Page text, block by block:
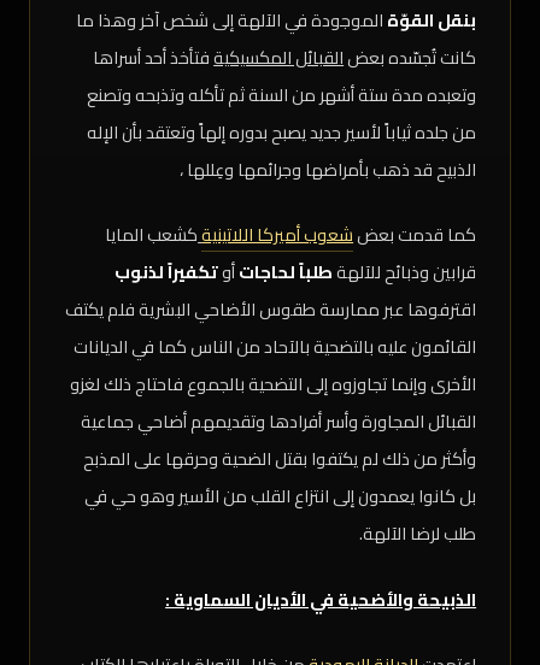
بنقل القوّةالموجودة في الآلهة إلى شخص آخر وهذا ما
كانت تُجسّده بعضالقبائل المكسيكيةفتأخذ أحد أسراها
وتعبده مدة ستة أشهر من السنة ثم تأكله وتذبحه وتصنع
من جلده ثياباً لأسير جديد يصبح بدوره إلهاً وتعتقد بأن الإله
الذبيح قد ذهب بأمراضها وجرائمها وعِللها ،
كما قدمت بعضشعوب أميركا اللاتينيةكشعب المايا
قرابين وذبائح للآلهةطلباً لحاجاتأوتكفيراً لذنوب
اقترفوها عبر ممارسة طقوس الأضاحي البشرية فلم يكتف
القائمون عليه بالتضحية بالآحاد من الناس كما في الديانات
الأخرى وإنما تجاوزوه إلى التضحية بالجموع فاحتاج ذلك لغزو
القبائل المجاورة وأسر أفرادها وتقديمهم أضاحي جماعية
وأكثر من ذلك لم يكتفوا بقتل الضحية وحرقها على المذبح
بل كانوا يعمدون إلى انتزاع القلب من الأسير وهو حي في
طلب لرضا الآلهة.
الذبيحة والأضحية في الأديان السماوية :